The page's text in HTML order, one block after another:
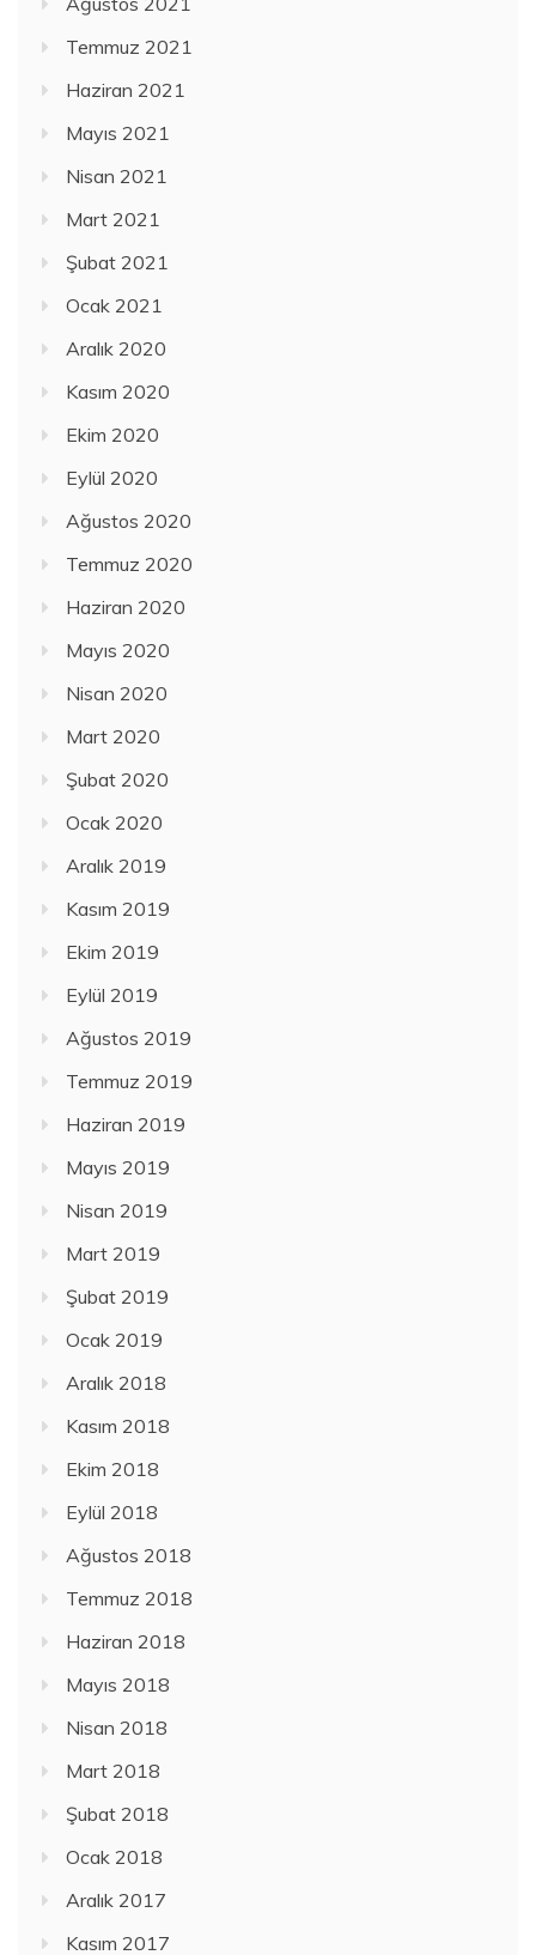
Temmuz 2021
Haziran 2021
Mayıs 2021
Nisan 2021
Mart 2021
Şubat 2021
Ocak 2021
Aralık 2020
Kasım 2020
Ekim 2020
Eylül 2020
Ağustos 2020
Temmuz 2020
Haziran 2020
Mayıs 2020
Nisan 2020
Mart 2020
Şubat 2020
Ocak 2020
Aralık 2019
Kasım 2019
Ekim 2019
Eylül 2019
Ağustos 2019
Temmuz 2019
Haziran 2019
Mayıs 2019
Nisan 2019
Mart 2019
Şubat 2019
Ocak 2019
Aralık 2018
Kasım 2018
Ekim 2018
Eylül 2018
Ağustos 2018
Temmuz 2018
Haziran 2018
Mayıs 2018
Nisan 2018
Mart 2018
Şubat 2018
Ocak 2018
Aralık 2017
Kasım 2017